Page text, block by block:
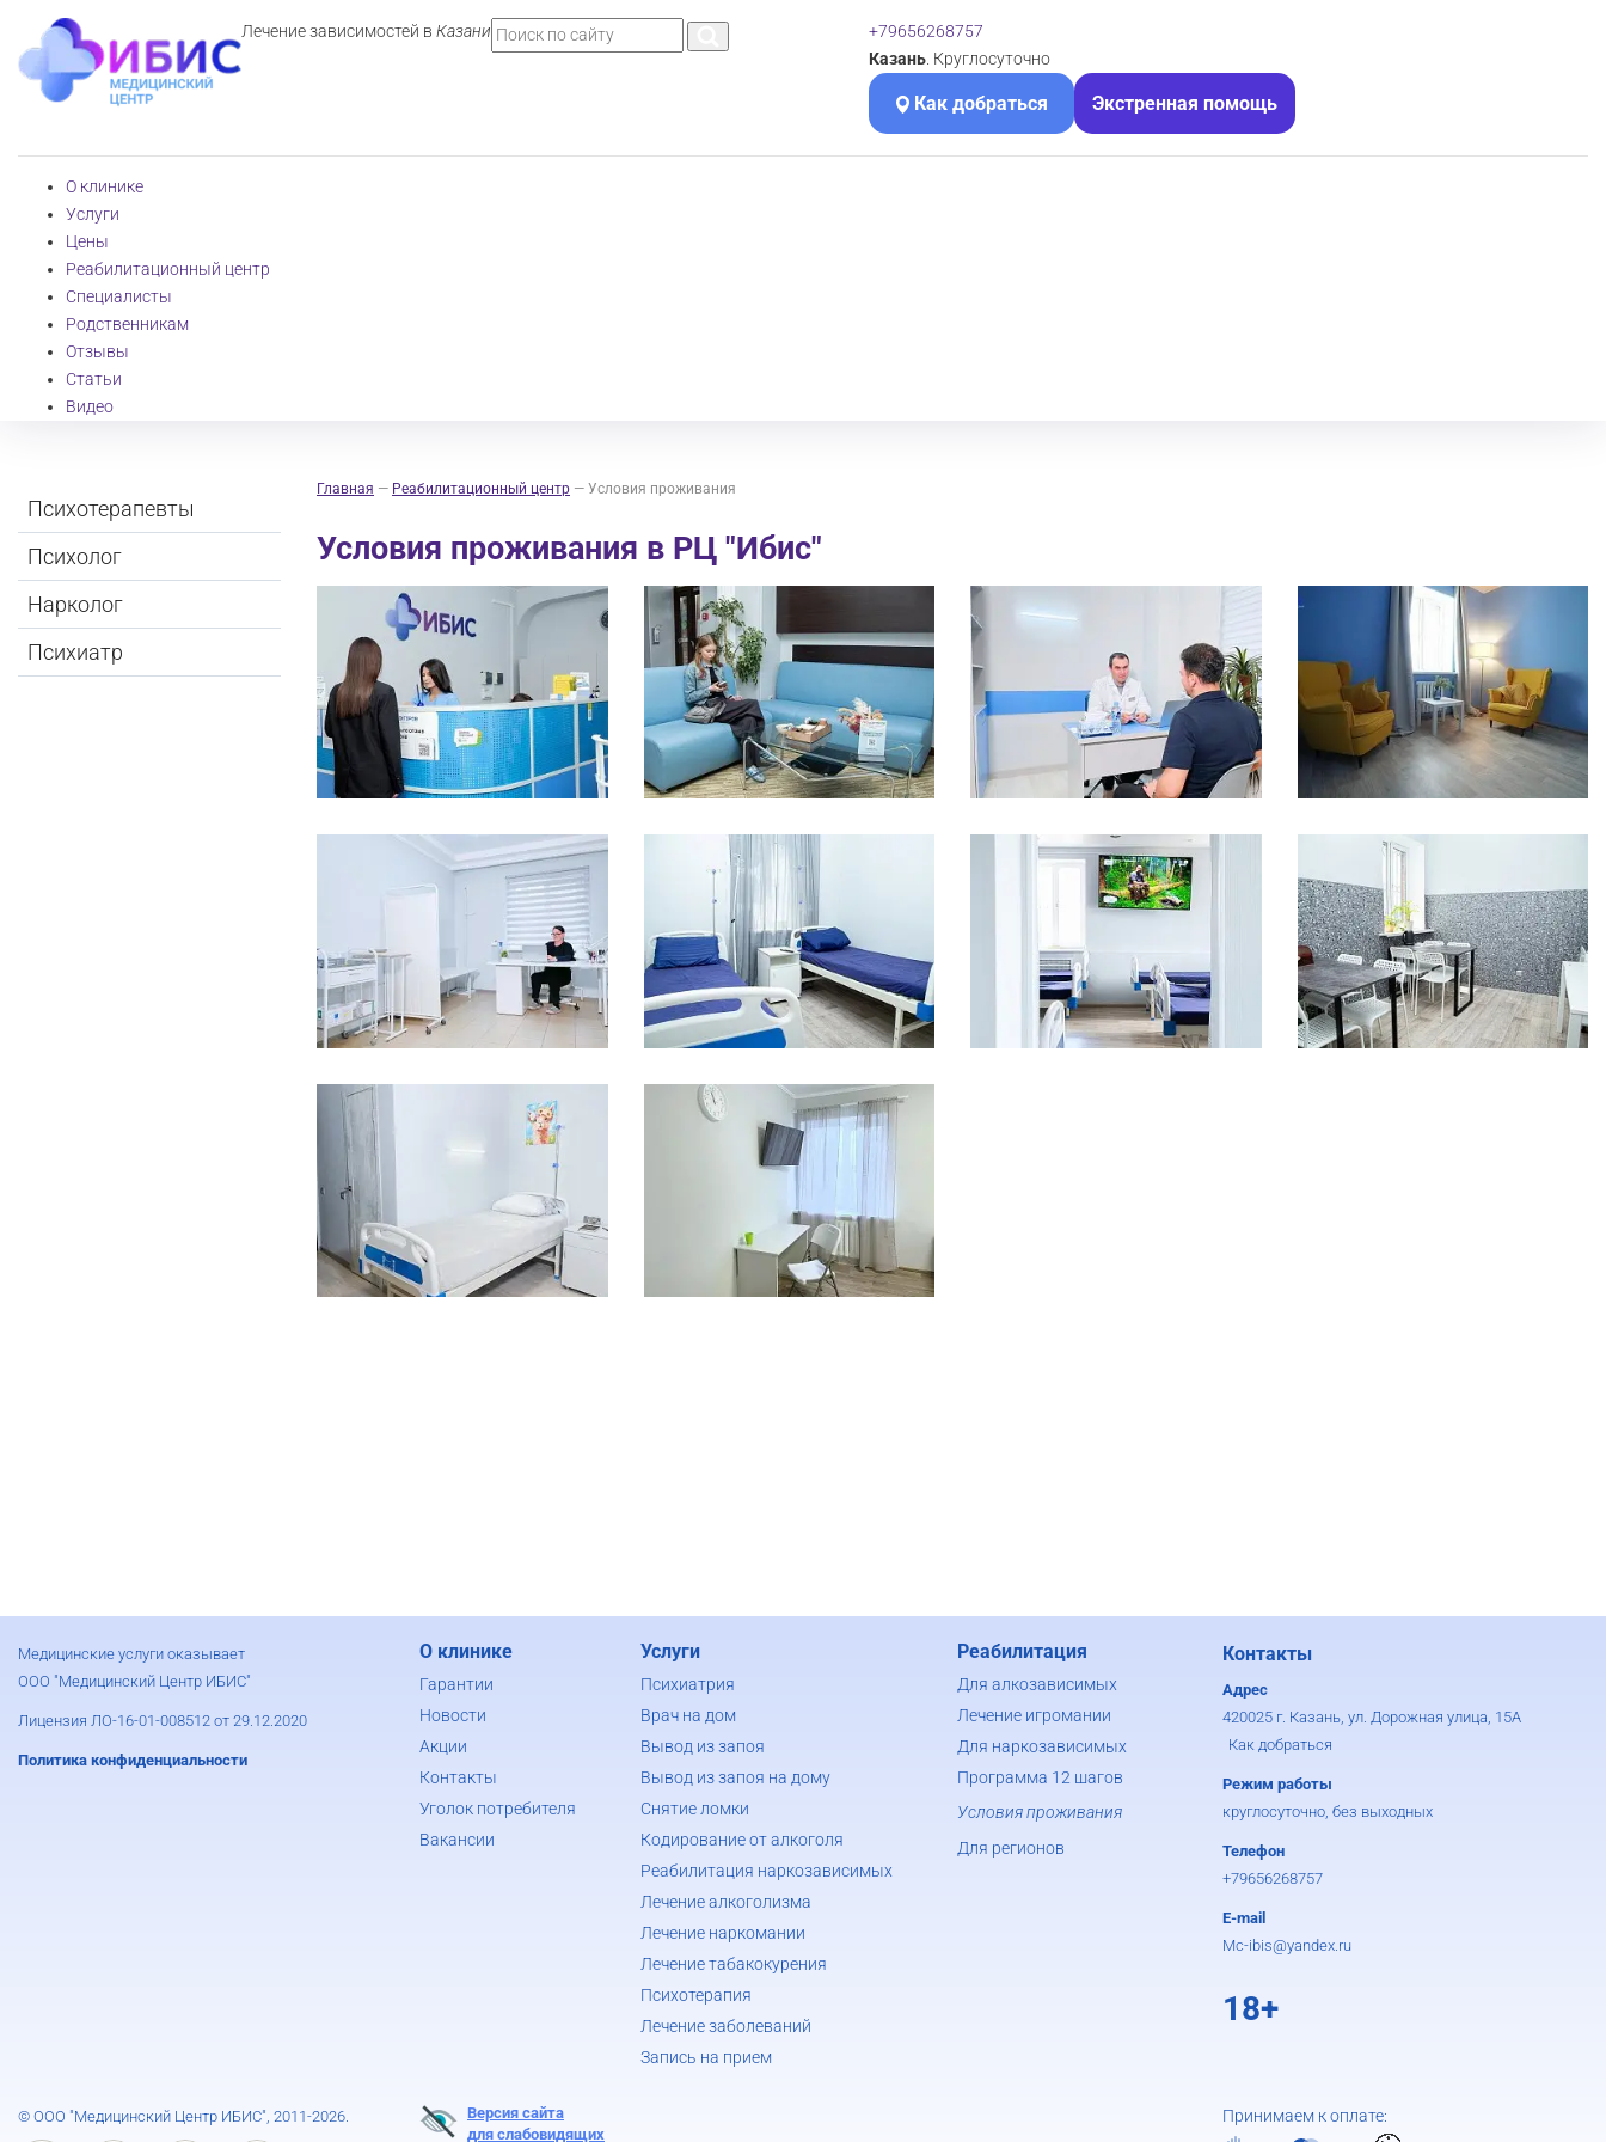
Лечение зависимостей в Казани
+79656268757
Казань . Круглосуточно
Как добраться Экстренная помощь
О клинике
Услуги
Цены
Реабилитационный центр
Специалисты
Родственникам
Отзывы
Статьи
Видео
Главная — Реабилитационный центр — Условия проживания
Условия проживания в РЦ "Ибис"
Психотерапевты
Психолог
Нарколог
Психиатр
Медицинские услуги оказывает
ООО "Медицинский Центр ИБИС"
Лицензия ЛО-16-01-008512 от 29.12.2020
Политика конфиденциальности
О клинике
Гарантии
Новости
Акции
Контакты
Уголок потребителя
Вакансии
Услуги
Психиатрия
Врач на дом
Вывод из запоя
Вывод из запоя на дому
Снятие ломки
Кодирование от алкоголя
Реабилитация наркозависимых
Лечение алкоголизма
Лечение наркомании
Лечение табакокурения
Психотерапия
Лечение заболеваний
Запись на прием
Реабилитация
Для алкозависимых
Лечение игромании
Для наркозависимых
Программа 12 шагов
Условия проживания
Для регионов
Контакты
Адрес
420025 г. Казань, ул. Дорожная улица, 15А
Как добраться
Режим работы
круглосуточно, без выходных
Телефон
+79656268757
E-mail
Mc-ibis@yandex.ru
18+
© ООО "Медицинский Центр ИБИС", 2011-2026.
Версия сайта
для слабовидящих
Принимаем к оплате: